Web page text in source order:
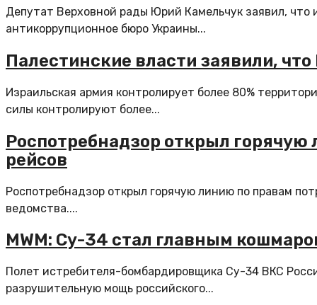
Депутат Верховной рады Юрий Камельчук заявил,
антикоррупционное бюро Украины...
Палестинские власти заявили,
Израильская армия контролирует более 80%
силы контролируют более...
Роспотребнадзор открыл
рейсов
Роспотребнадзор открыл горячую линию по правам
ведомства....
MWM: Су-34 стал главным
Полет истребителя-бомбардировщика Су-34 ВКС
разрушительную мощь российского...